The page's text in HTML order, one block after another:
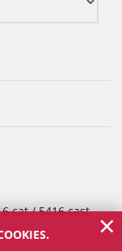
cat / 5416 cast
×